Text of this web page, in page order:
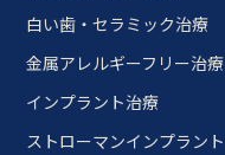
白い歯・セラミック治療
金属アレルギーフリー治療
インプラント治療
ストローマンインプラント